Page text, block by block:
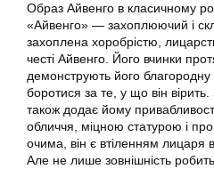
Образ Айвенго в класичному
«Айвенго» — захоплюючий і
захоплена хоробрістю,
честі Айвенго. Його вчинки
демонструють його благородну
боротися за те, у що він
також додає йому
обличчя, міцною статурою і
очима, він є втіленням лицаря
Але не лише зовнішність